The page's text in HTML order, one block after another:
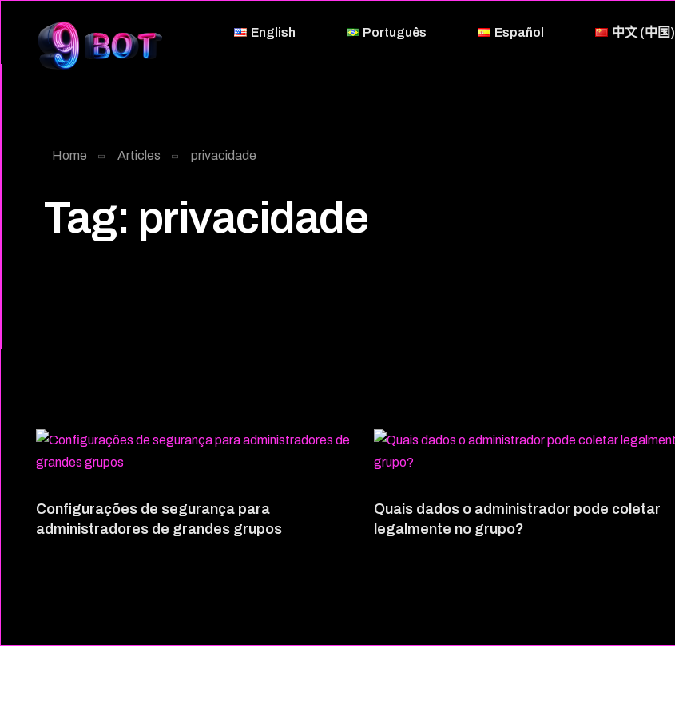
English Português Español 中文 (中国)
Home Articles privacidade
Tag: privacidade
Configurações de segurança para
administradores de grandes grupos
Quais dados o administrador pode coletar
legalmente no grupo?